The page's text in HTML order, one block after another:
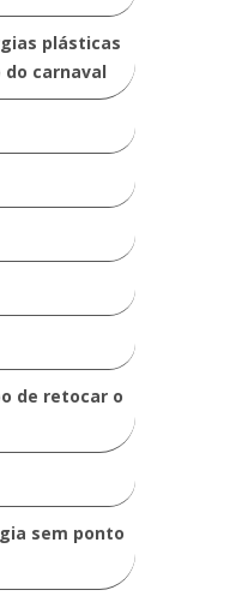
carnaval